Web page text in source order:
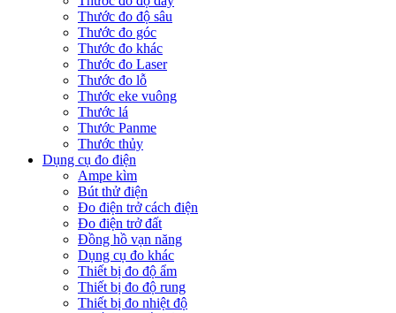
Thước đo độ sâu
Thước đo góc
Thước đo khác
Thước đo Laser
Thước đo lỗ
Thước eke vuông
Thước lá
Thước Panme
Thước thủy
Dụng cụ đo điện
Ampe kìm
Bút thử điện
Đo điện trở cách điện
Đo điện trở đất
Đồng hồ vạn năng
Dụng cụ đo khác
Thiết bị đo độ ẩm
Thiết bị đo độ rung
Thiết bị đo nhiệt độ